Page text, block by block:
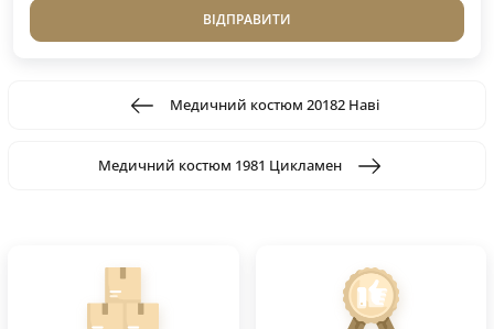
ВІДПРАВИТИ
Медичний костюм 20182 Наві
Медичний костюм 1981 Цикламен